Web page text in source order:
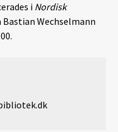
i Nordisk
Wechselmann